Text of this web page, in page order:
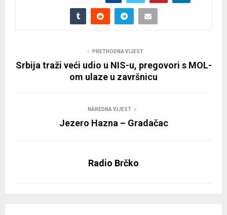
PRETHODNA VIJEST
Srbija traži veći udio u NIS-u, pregovori s MOL-
om ulaze u završnicu
NAREDNA VIJEST
Jezero Hazna – Gradačac
Radio Brčko